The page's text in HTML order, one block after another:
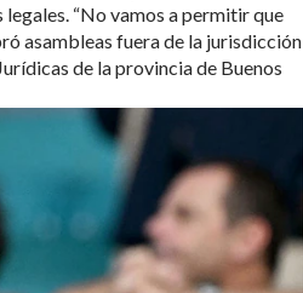
“No vamos a permitir que
asambleas fuera de la jurisdicción
de la provincia de Buenos